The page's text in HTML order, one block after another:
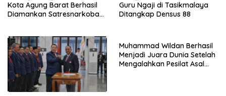
Kota Agung Barat Berhasil
Diamankan Satresnarkoba
Guru Ngaji di Tasikmalaya
Ditangkap Densus 88
Muhammad Wildan Berhasil
Menjadi Juara Dunia Setelah
Mengalahkan Pesilat Asal